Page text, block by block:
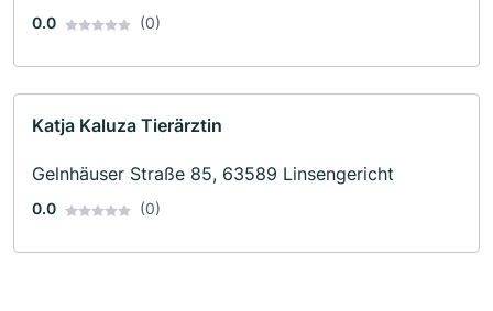
0.0 (0)
Katja Kaluza Tierärztin
Gelnhäuser Straße 85, 63589 Linsengericht
0.0 (0)